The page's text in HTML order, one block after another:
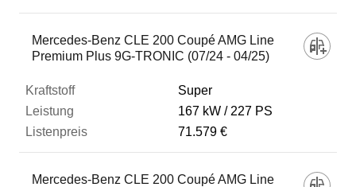
Mercedes-Benz CLE 200 Coupé AMG Line
Premium Plus 9G-TRONIC (07/24 - 04/25)
Super
167 kW
227 PS
71.579 €
Mercedes-Benz CLE 200 Coupé AMG Line